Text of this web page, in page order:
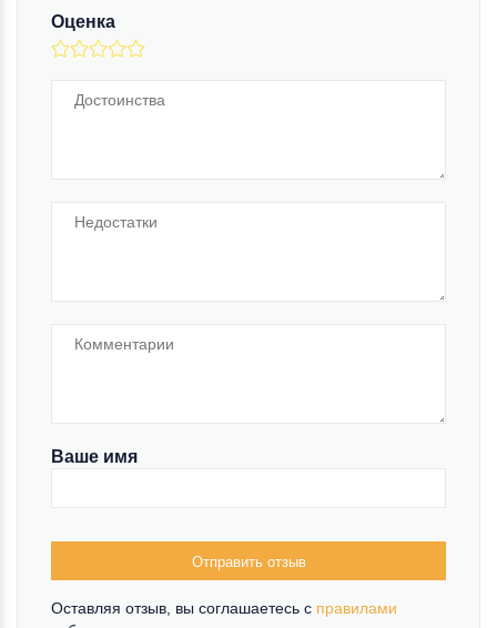
Оценка
Ваше имя
Отправить отзыв
Оставляя отзыв, вы соглашаетесь c правилами